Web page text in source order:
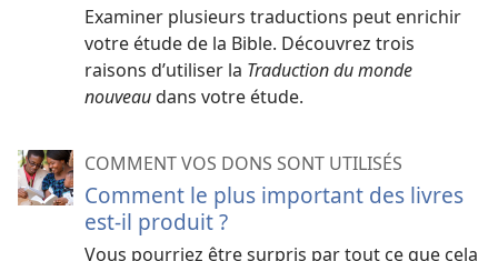
Examiner plusieurs traductions peut enrichir
votre étude de la Bible. Découvrez trois
raisons d’utiliser la Traduction du monde
nouveaudans votre étude.
COMMENT VOS DONS SONT UTILISÉS
Comment le plus important des livres
est-il produit ?
Vous pourriez être surpris par tout ce que cela